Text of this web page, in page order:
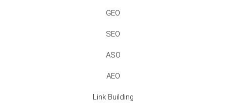
GEO
SEO
ASO
AEO
Link Building